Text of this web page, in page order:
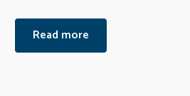
Read more